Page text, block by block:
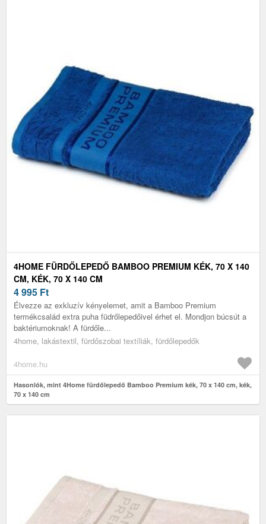
4HOME FÜRDŐLEPEDŐ BAMBOO PREMIUM KÉK, 70 X 140
CM, KÉK, 70 X 140 CM
4 995 Ft
Élvezze az exkluzív kényelemet, amit a Bamboo Premium
termékcsalád extra puha füdrőlepedőivel érhet el. Mondjon búcsút a
baktériumoknak! A fürdőle...
4home, lakástextil, fürdőszobai textíliák, fürdőlepedők
4home.hu
Hasonlók, mint 4Home fürdőlepedő Bamboo Premium kék, 70 x 140 cm, kék,
70 x 140 cm